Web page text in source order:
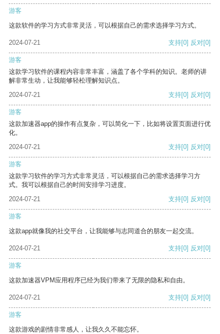
游客
这款软件的学习方式非常灵活，可以根据自己的需求选择学习方式。
2024-07-21 支持[0] 反对[0]
游客
这款学习软件的课程内容非常丰富，涵盖了各个学科的知识。老师的讲
解非常生动，让我能够轻松理解知识点。
2024-07-21
支持[0] 反对[0]
游客
这款加速器app的操作有点复杂，可以简化一下，比如将设置页面进行优
化。
2024-07-21
支持[0] 反对[0]
游客
这款学习软件的学习方式非常灵活，可以根据自己的需求选择学习方
式。我可以根据自己的时间安排学习进度。
2024-07-21
支持[0] 反对[0]
游客
这款app就像我的社交平台，让我能够与志同道合的朋友一起交流。
2024-07-21 支持[0] 反对[0]
游客
这款加速器VPM应用程序已经为我们带来了无限的隐私和自由。
2024-07-21 支持[0] 反对[0]
游客
这款游戏的剧情非常感人，让我久久不能忘怀。